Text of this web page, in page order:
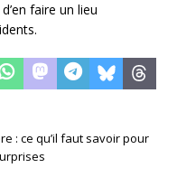
faire un lieu
: ce qu’il faut savoir pour